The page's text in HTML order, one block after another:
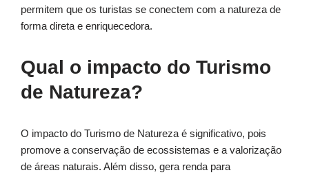
permitem que os turistas se conectem com a natureza de
forma direta e enriquecedora.
Qual o impacto do Turismo
de Natureza?
O impacto do Turismo de Natureza é significativo, pois
promove a conservação de ecossistemas e a valorização
de áreas naturais. Além disso, gera renda para